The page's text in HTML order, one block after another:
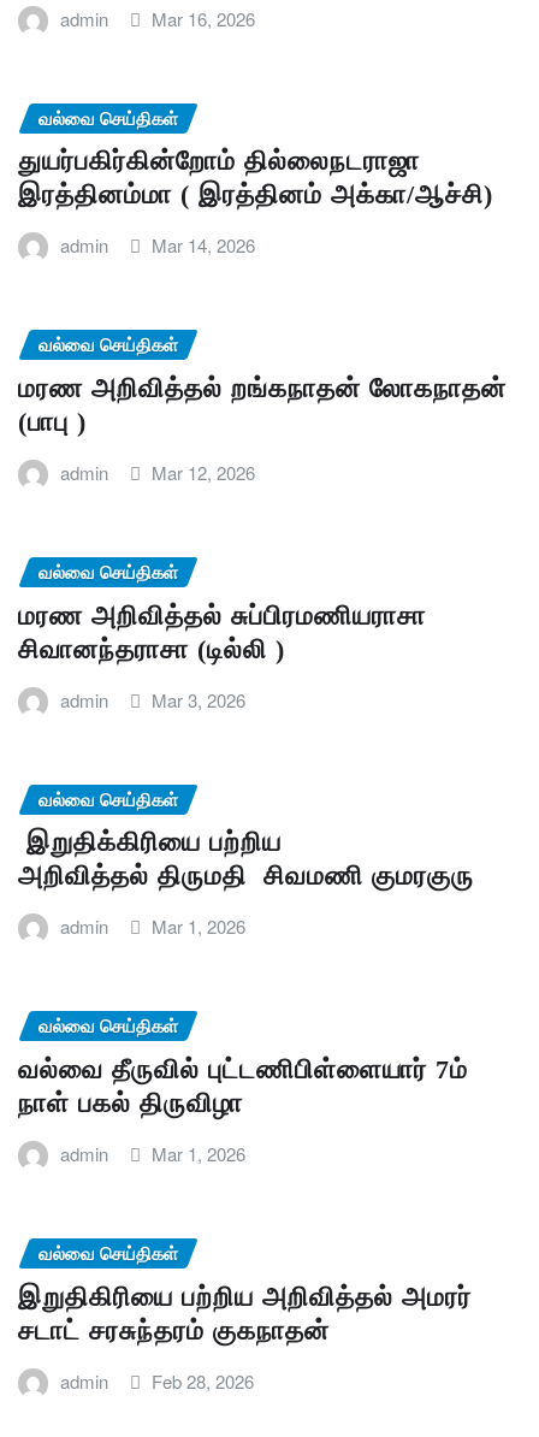
admin Mar 16, 2026
வல்வை செய்திகள்
துயர்பகிர்கின்றோம் தில்லைநடராஜா
இரத்தினம்மா ( இரத்தினம் அக்கா/ஆச்சி)
admin Mar 14, 2026
வல்வை செய்திகள்
மரண அறிவித்தல் றங்கநாதன் லோகநாதன்
(பாபு )
admin Mar 12, 2026
வல்வை செய்திகள்
மரண அறிவித்தல் சுப்பிரமணியராசா
சிவானந்தராசா (டில்லி )
admin Mar 3, 2026
வல்வை செய்திகள்
இறுதிக்கிரியை பற்றிய
அறிவித்தல் திருமதி சிவமணி குமரகுரு
admin Mar 1, 2026
வல்வை செய்திகள்
வல்வை தீருவில் புட்டணிபிள்ளையார் 7ம்
நாள் பகல் திருவிழா
admin Mar 1, 2026
வல்வை செய்திகள்
இறுதிகிரியை பற்றிய அறிவித்தல் அமரர்
சடாட் சரசுந்தரம் குகநாதன்
admin Feb 28, 2026